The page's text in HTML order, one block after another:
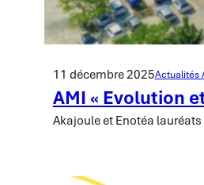
11 décembre 2025Actualités
AMI « Evolution
Akajoule et Enotéa